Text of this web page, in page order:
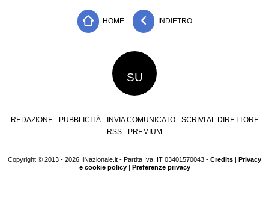
HOME INDIETRO
SU
REDAZIONE PUBBLICITÀ INVIA COMUNICATO
SCRIVI AL DIRETTORE
RSS
PREMIUM
Copyright © 2013 - 2026 IlNazionale.it - Partita Iva: IT 03401570043 - Credits | Privacy
e cookie policy| Preferenze privacy